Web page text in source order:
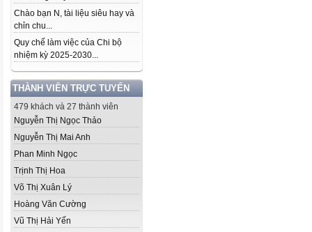
Chào bạn N, tài liệu siêu hay và
chỉn chu...
Quy chế làm việc của Chi bộ
nhiệm kỳ 2025-2030...
THÀNH VIÊN TRỰC TUYẾN
479 khách và 27 thành viên
Nguyễn Thị Ngọc Thảo
Nguyễn Thị Mai Anh
Phan Minh Ngọc
Trịnh Thị Hoa
Võ Thị Xuân Lý
Hoàng Văn Cường
Vũ Thị Hải Yến